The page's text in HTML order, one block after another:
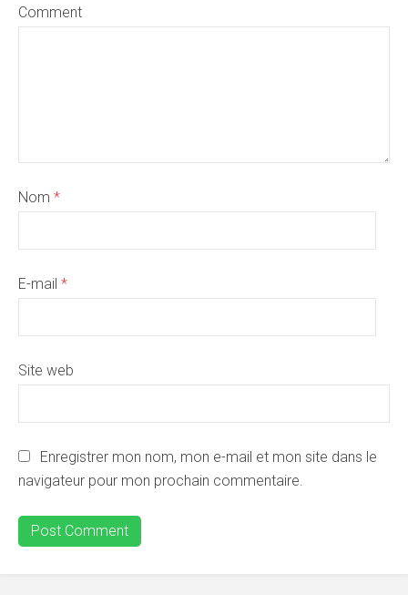
Comment
Nom *
E-mail *
Site web
Enregistrer mon nom, mon e-mail et mon site dans le
navigateur pour mon prochain commentaire.